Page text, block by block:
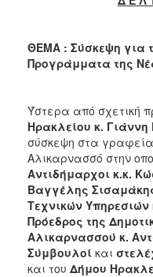
2016
2015
2012
2011
2010
2006
ΘΕΜΑ : Σύσκεψη για
Προγράμματα της
Ύστερα από σχετική
Ηρακλείου κ.
σύσκεψη στα
Αλικαρνασσό στην
Αντιδήμαρχοι κ.κ.
Βαγγέλης
Τεχνικών
Πρόεδρος της
Αλικαρνασσού κ.
Σύμβουλοί και
και του Δήμου